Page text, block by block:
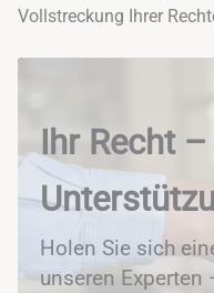
Vollstreckung Ihrer
Ihr Recht
Holen Sie sich
unseren